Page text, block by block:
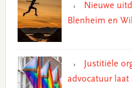
Nieuwe
Blenheim en
Justitiële
advocatuur